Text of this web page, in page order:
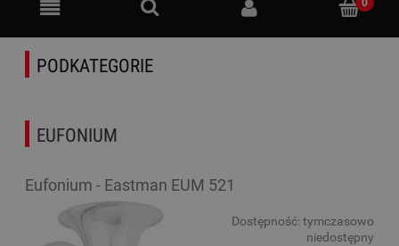
PODKATEGORIE
EUFONIUM
Eufonium - Eastman EUM 521
Dostępność: tymczasowo
niedostępny